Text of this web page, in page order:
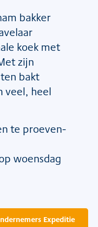
bakker
koek met
zijn
bakt
veel, heel
te proeven-
woensdag
Expeditie